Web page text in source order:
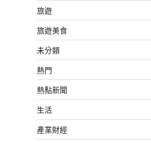
旅遊
旅遊美食
未分類
熱門
熱點新聞
生活
產業財經